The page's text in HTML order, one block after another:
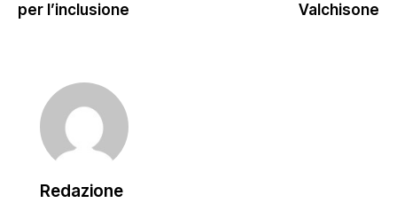
per l’inclusione
Valchisone
Redazione